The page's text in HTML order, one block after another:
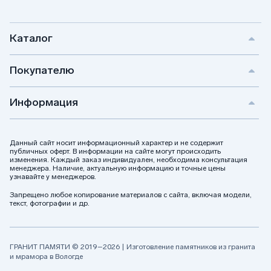
Поможем с выбором и ответим
на вопросы
Если у вас остались вопросы, то оставляйте
заявку на обратный звонок и наш менеджер
перезвонит в вам в выбранное время.
Позвоните мне
Я даю своё согласие на обработку персональных данных
и соглашаюсь сполитикой конфиденциальности
Каталог
Покупателю
Информация
Данный сайт носит информационный характер и не содержит
публичных оферт. В информации на сайте могут происходить
изменения. Каждый заказ индивидуален, необходима консультация
менеджера. Наличие, актуальную информацию и точные цены
узнавайте у менеджеров.
Запрещено любое копирование материалов с сайта, включая модели,
текст, фотографии и др.
ГРАНИТ ПАМЯТИ © 2019–2026 | Изготовление памятников из гранита
и мрамора в Вологде